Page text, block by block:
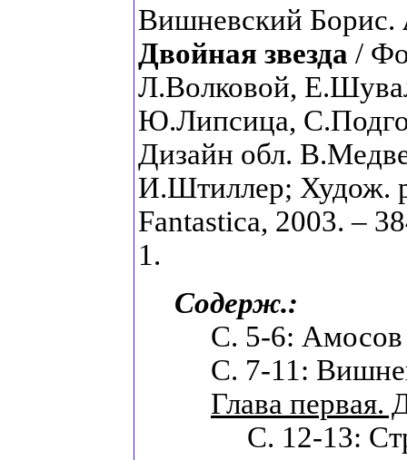
Вишневский Борис.
Двойная звезда /
Л.Волковой,
Ю.Липсица,
Дизайн обл.
И.Штиллер; Худож.
Fantastica, 2003. –
1.
Содерж.:
С. 5-6:
С. 7-11:
Глава первая.
С. 12-13: